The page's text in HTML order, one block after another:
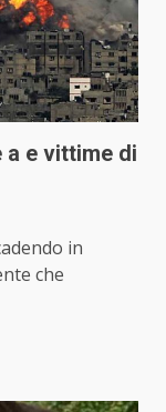
a e vittime di
in
che